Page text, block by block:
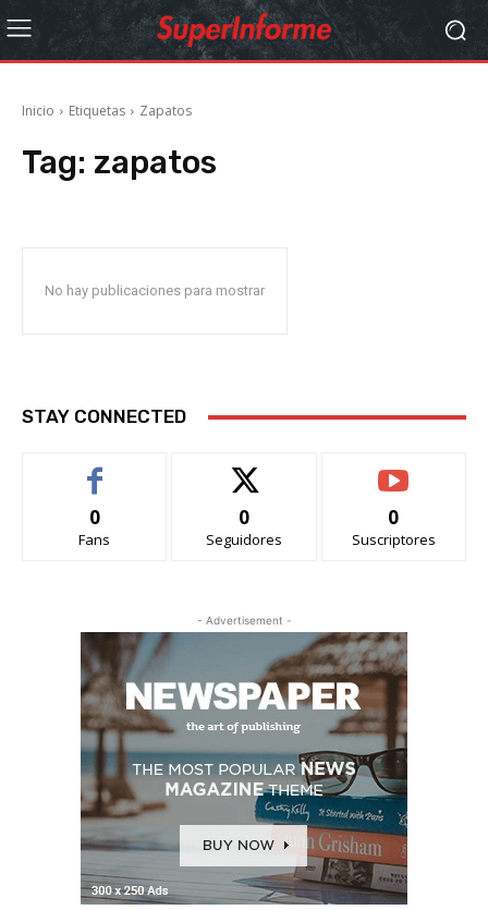
Inicio Etiquetas Zapatos
Tag: zapatos
No hay publicaciones para mostrar
STAY CONNECTED
0
Fans
0
Seguidores
0
Suscriptores
- Advertisement -